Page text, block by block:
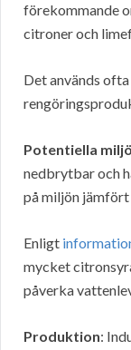
förekommande
citroner och
Det används
Potentiella
nedbrytbar och
på miljön
Enligt
mycket
påverka
Produktion: